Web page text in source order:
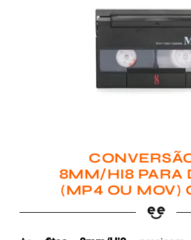
8MM/HI8 PARA
(MP4 OU MOV)